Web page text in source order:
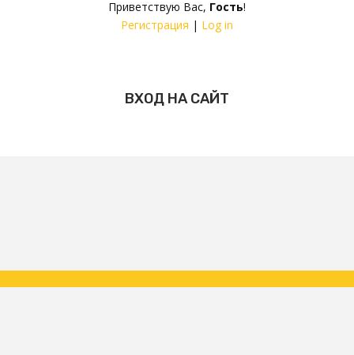
Приветствую Вас, Гость!
Регистрация | Log in
ВХОД НА САЙТ